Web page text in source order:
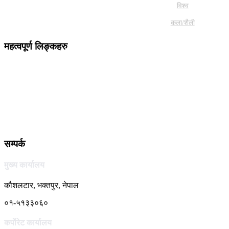
विश्व
कला/शैली
महत्वपूर्ण लिङ्कहरु
सम्पर्क
मुख्य कार्यालय
कौशलटार, भक्तपुर, नेपाल
०१-५१३३०६०
कर्पाेरेट कार्यालय